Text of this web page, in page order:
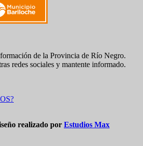
de la Provincia de Río Negro.
redes sociales y mantente informado.
realizado por Estudios Max